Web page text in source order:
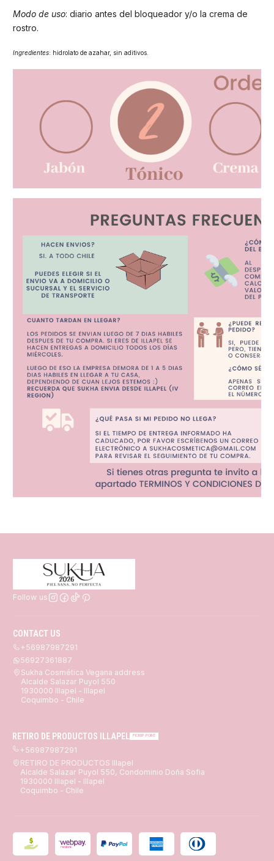
Modo de uso: diario antes del bloqueador y/o la crema de
rostro.
Ingredientes: hidrolato de azahar, sin aditivos.
Follow us
CONTACT US
+56987987291
56927361887
Sukha Cosmética Vegana address
Alcalde Salazar Puyol 550
1930000 Illapel - Illapel
Coquimbo - Chile
RETIRO DE PRODUCTOS ILLAPEL PICKUP POINT
+56987987291
RETIRO DE PRODUCTOS Illapel
Alcalde Salazar Puyol 550, Condominio Doña Sofia
1930000 Illapel - Illapel
Coquimbo - Chile